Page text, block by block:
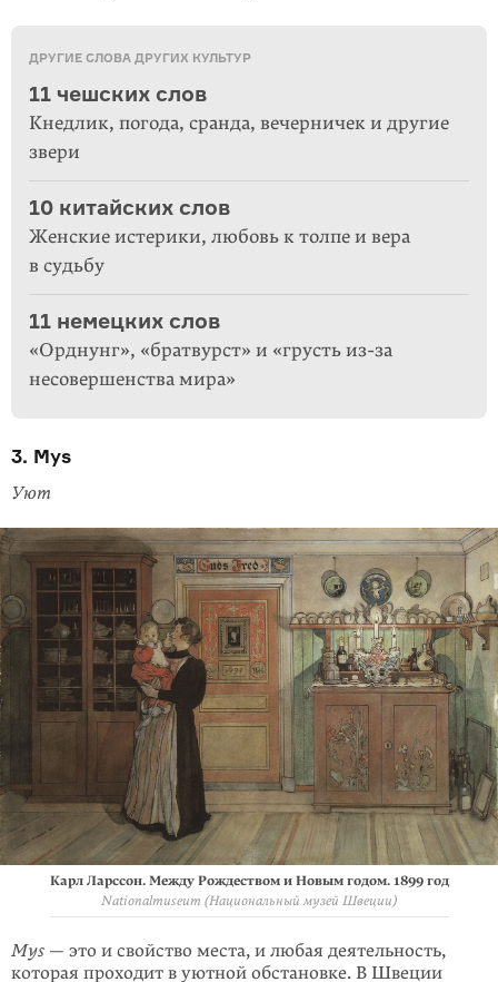
ДРУГИЕ СЛОВА ДРУГИХ КУЛЬТУР
11 чешских слов
Кнедлик, погода, сранда, вечерничек и другие
звери
10 китайских слов
Женские истерики, любовь к толпе и вера
в судьбу
11 немецких слов
«Орднунг», «братвурст» и «грусть из-за
несовершенства мира»
3. Mys
Уют
Карл Ларссон. Между Рождеством и Новым годом. 1899 год
Nationalmuseum (Национальный музей Швеции)
Mys — это и свойство места, и любая деятельность,
которая проходит в уютной обстановке. В Швеции